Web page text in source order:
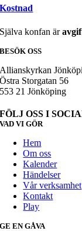
Kostnad
Själva konfan är
BESÖK OSS
Allianskyrkan
Östra Storgatan 56
553 21 Jönköping
FÖLJ OSS I
VAD VI GÖR
Hem
Om oss
Kalender
Händelser
Vår verksamhet
Kontakt
Play
GE EN GÅVA